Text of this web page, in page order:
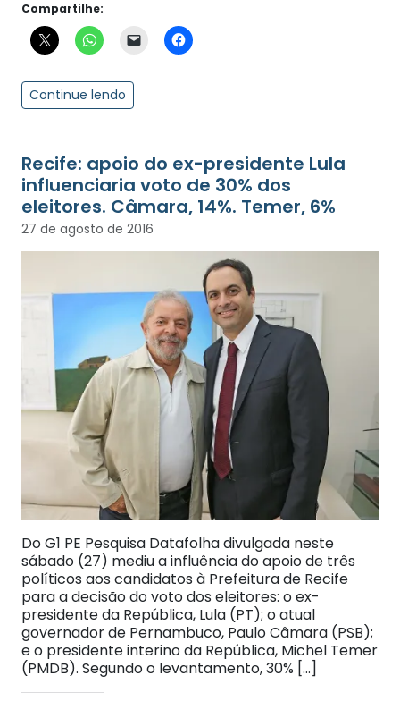
Compartilhe:
Continue lendo
Recife: apoio do ex-presidente Lula
influenciaria voto de 30% dos
eleitores. Câmara, 14%. Temer, 6%
27 de agosto de 2016
Do G1 PE Pesquisa Datafolha divulgada neste
sábado (27) mediu a influência do apoio de três
políticos aos candidatos à Prefeitura de Recife
para a decisão do voto dos eleitores: o ex-
presidente da República, Lula (PT); o atual
governador de Pernambuco, Paulo Câmara (PSB);
e o presidente interino da República, Michel Temer
(PMDB). Segundo o levantamento, 30% […]